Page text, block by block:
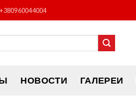
+380960044004
НОВОСТИ ГАЛЕРЕИ